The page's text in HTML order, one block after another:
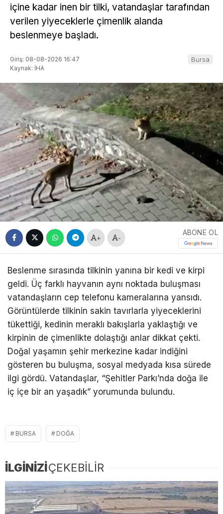
içine kadar inen bir tilki, vatandaşlar tarafından
verilen yiyeceklerle çimenlik alanda
beslenmeye başladı.
Giriş: 08-08-2026 16:47
Kaynak: İHA
Bursa
+ -
ABONE OL
Beslenme sırasında tilkinin yanına bir kedi ve kirpi
geldi. Üç farklı hayvanın aynı noktada buluşması
vatandaşların cep telefonu kameralarına yansıdı.
Görüntülerde tilkinin sakin tavırlarla yiyeceklerini
tükettiği, kedinin meraklı bakışlarla yaklaştığı ve
kirpinin de çimenlikte dolaştığı anlar dikkat çekti.
Doğal yaşamın şehir merkezine kadar indiğini
gösteren bu buluşma, sosyal medyada kısa sürede
ilgi gördü. Vatandaşlar, “Şehitler Parkı’nda doğa ile
iç içe bir an yaşadık” yorumunda bulundu.
BURSA DOĞA
İLGİNİZİÇEKEBİLİR